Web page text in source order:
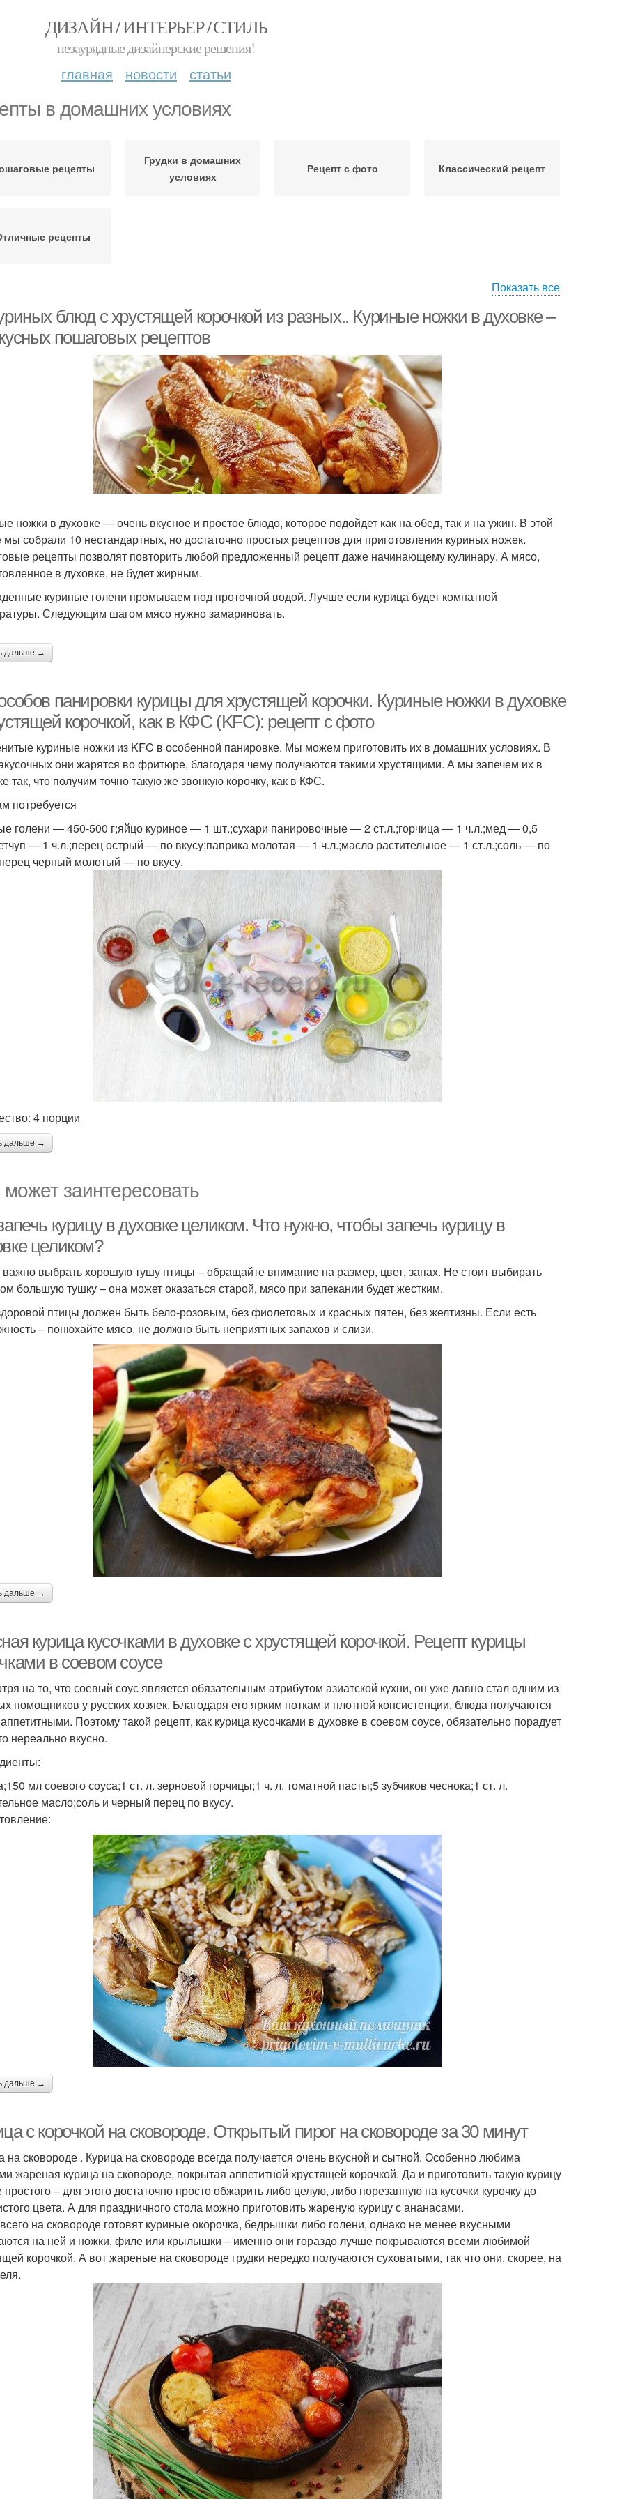
ДИЗАЙН / ИНТЕРЬЕР / СТИЛЬ
незаурядные дизайнерские решения!
главная новости статьи
в домашних условиях
рецепты
Грудки в домашних
условиях
Рецепт с фото Классический рецепт
рецепты
Показать все
блюд с хрустящей корочкой из разных.. Куриные ножки в духовке –
пошаговых рецептов
ножки в духовке — очень вкусное и простое блюдо, которое подойдет как на обед, так и на ужин. В этой
мы собрали 10 нестандартных, но достаточно простых рецептов для приготовления куриных ножек.
рецепты позволят повторить любой предложенный рецепт даже начинающему кулинару. А мясо,
в духовке, не будет жирным.
куриные голени промываем под проточной водой. Лучше если курица будет комнатной
Следующим шагом мясо нужно замариновать.
дальше →
панировки курицы для хрустящей корочки. Куриные ножки в духовке
корочкой, как в КФС (KFC): рецепт с фото
куриные ножки из KFC в особенной панировке. Мы можем приготовить их в домашних условиях. В
они жарятся во фритюре, благодаря чему получаются такими хрустящими. А мы запечем их в
так, что получим точно такую же звонкую корочку, как в КФС.
потребуется
голени — 450-500 г;яйцо куриное — 1 шт.;сухари панировочные — 2 ст.л.;горчица — 1 ч.л.;мед — 0,5
— 1 ч.л.;перец острый — по вкусу;паприка молотая — 1 ч.л.;масло растительное — 1 ст.л.;соль — по
черный молотый — по вкусу.
4 порции
дальше →
заинтересовать
курицу в духовке целиком. Что нужно, чтобы запечь курицу в
целиком?
выбрать хорошую тушу птицы – обращайте внимание на размер, цвет, запах. Не стоит выбирать
большую тушку – она может оказаться старой, мясо при запекании будет жестким.
птицы должен быть бело-розовым, без фиолетовых и красных пятен, без желтизны. Если есть
– понюхайте мясо, не должно быть неприятных запахов и слизи.
дальше →
курица кусочками в духовке с хрустящей корочкой. Рецепт курицы
в соевом соусе
на то, что соевый соус является обязательным атрибутом азиатской кухни, он уже давно стал одним из
помощников у русских хозяек. Благодаря его ярким ноткам и плотной консистенции, блюда получаются
Поэтому такой рецепт, как курица кусочками в духовке в соевом соусе, обязательно порадует
нереально вкусно.
мл соевого соуса;1 ст. л. зерновой горчицы;1 ч. л. томатной пасты;5 зубчиков чеснока;1 ст. л.
масло;соль и черный перец по вкусу.
дальше →
с корочкой на сковороде. Открытый пирог на сковороде за 30 минут
на сковороде . Курица на сковороде всегда получается очень вкусной и сытной. Особенно любима
жареная курица на сковороде, покрытая аппетитной хрустящей корочкой. Да и приготовить такую курицу
– для этого достаточно просто обжарить либо целую, либо порезанную на кусочки курочку до
цвета. А для праздничного стола можно приготовить жареную курицу с ананасами.
на сковороде готовят куриные окорочка, бедрышки либо голени, однако не менее вкусными
на ней и ножки, филе или крылышки – именно они гораздо лучше покрываются всеми любимой
корочкой. А вот жареные на сковороде грудки нередко получаются суховатыми, так что они, скорее, на